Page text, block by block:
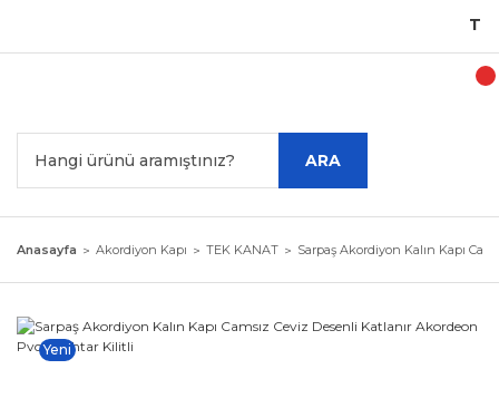
ARA
Anasayfa Akordiyon Kapı TEK KANAT Sarpaş Akordiyon Kalın Kapı
Yeni